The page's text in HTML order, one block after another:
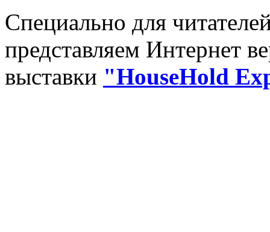
Специально для
представляем Интернет
выставки "HouseHold